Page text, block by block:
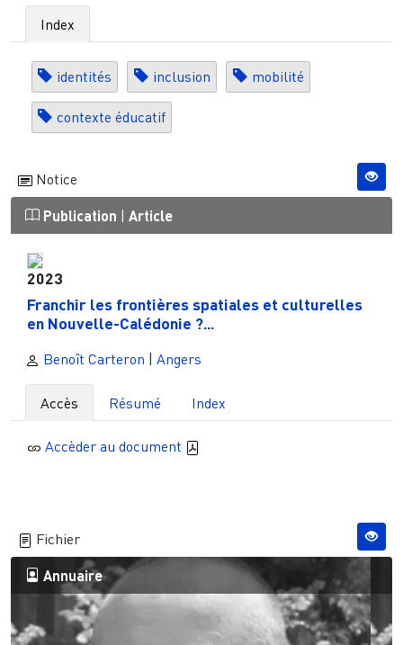
Index
identités inclusion mobilité
contexte éducatif
Notice
Publication | Article
2023
Franchir les frontières spatiales et culturelles
en Nouvelle-Calédonie ?...
Benoît Carteron Angers
Accès Résumé Index
Accèder au document
Fichier
Annuaire